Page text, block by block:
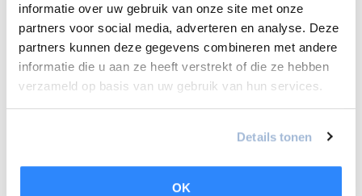
informatie over uw gebruik van onze site met onze
partners voor social media, adverteren en analyse. Deze
partners kunnen deze gegevens combineren met andere
informatie die u aan ze heeft verstrekt of die ze hebben
verzameld op basis van uw gebruik van hun services.
Details tonen
OK
BTU
12000 + 5000 + 5000 +
5000
Koelcapaciteit (kW )
3,5 kW + 1,5 kW + 1,5 kW
+ 1,5 kW
+ 1,8 kW